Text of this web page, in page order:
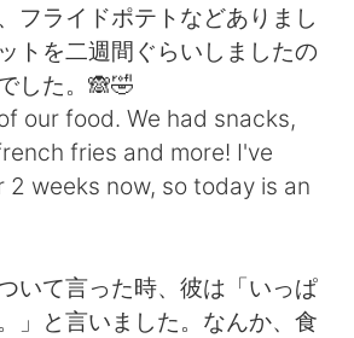
Italiano
Tiếng Việt
フライドポテトなどありまし
トを二週間ぐらいしましたの
した。🙈🤣
our food. We had snacks,
fries and more! I've
2 weeks now, so today is an
いて言った時、彼は「いっぱ
」と言いました。なんか、食